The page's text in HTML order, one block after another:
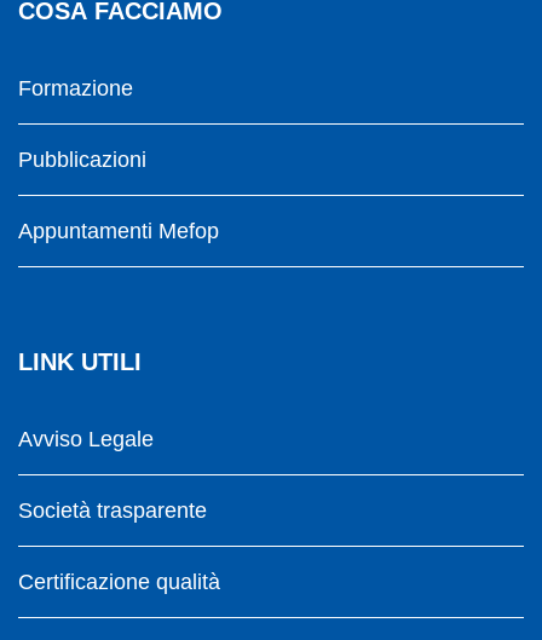
COSA FACCIAMO
Formazione
Pubblicazioni
Appuntamenti Mefop
LINK UTILI
Avviso Legale
Società trasparente
Certificazione qualità